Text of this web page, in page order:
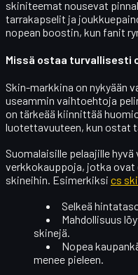
skiniteemat nousevat
tarrakapselit ja
nopean boostin, kun fanit
Missä ostaa turvallisesti
Skin-markkina on nykyään
useammin vaihtoehtoja
on tärkeää kiinnittää
luotettavuuteen, kun ostat
Suomalaisille pelaajille
verkkokauppoja, jotka
skineihin. Esimerkiksi cs
Selkeä
Mahdollisuus
skinejä.
Nopea
menee pieleen.